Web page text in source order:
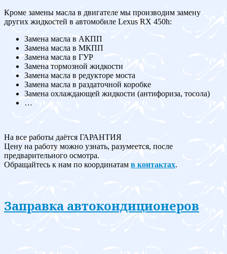
Кроме замены масла в двигателе мы производим замену
других жидкостей в автомобиле Lexus RX 450h:
Замена масла в АКПП
Замена масла в МКПП
Замена масла в ГУР
Замена тормозной жидкости
Замена масла в редукторе моста
Замена масла в раздаточной коробке
Замена охлаждающей жидкости (антифориза, тосола)
…
На все работы даётся ГАРАНТИЯ
Цену на работу можно узнать, разумеется, после
предварительного осмотра.
Обращайтесь к нам по координатам в контактах.
Заправка автокондиционеров